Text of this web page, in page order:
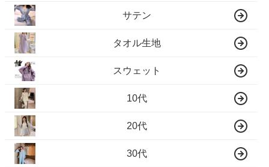
サテン
タオル生地
スウェット
10代
20代
30代